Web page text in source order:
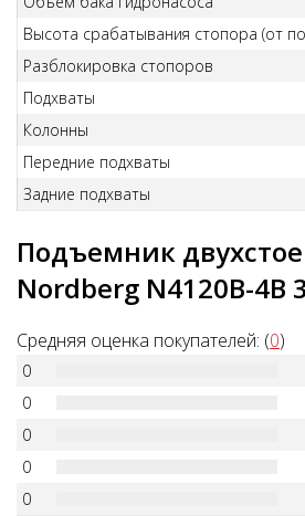
Высота срабатывания стопора (от
Разблокировка стопоров
Подхваты
Колонны
Передние подхваты
Задние подхваты
Подъемник
Nordberg N4120B-4B
Средняя оценка покупателей: (0)
0
0
0
0
0